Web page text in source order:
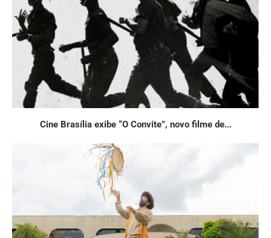
Cine Brasília exibe “O Convite”, novo filme de...